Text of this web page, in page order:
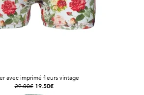
avec imprimé fleurs vintage
29.00€ 19.50€